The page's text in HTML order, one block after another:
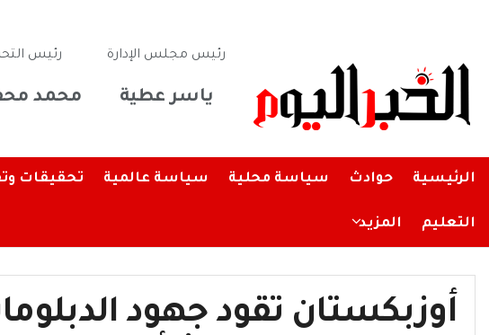
رئيس مجلس الإدارة
ياسر عطية
رئيس
محمد
الرئيسية حوادث سياسة محلية سياسة عالمية تحقيقات
التعليم المزيد
أوزبكستان تقود جهود